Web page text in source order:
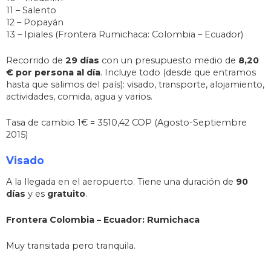
11 – Salento
12 – Popayán
13 – Ipiales (Frontera Rumichaca: Colombia – Ecuador)
Recorrido de 29 días con un presupuesto medio de 8,20
€ por persona al día. Incluye todo (desde que entramos
hasta que salimos del país): visado, transporte, alojamiento,
actividades, comida, agua y varios.
Tasa de cambio 1€ = 3510,42 COP (Agosto-Septiembre
2015)
Visado
A la llegada en el aeropuerto. Tiene una duración de 90
días y es gratuito.
Frontera Colombia – Ecuador: Rumichaca
Muy transitada pero tranquila.